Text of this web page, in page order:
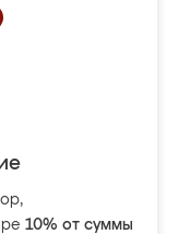
10% от суммы